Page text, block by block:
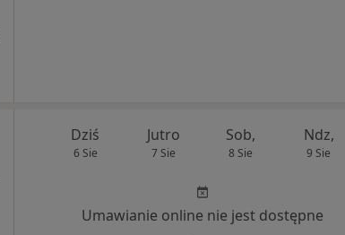
Dziś
6 Sie
Jutro
7 Sie
Sob,
8 Sie
Ndz,
9 Sie
Umawianie online nie jest dostępne